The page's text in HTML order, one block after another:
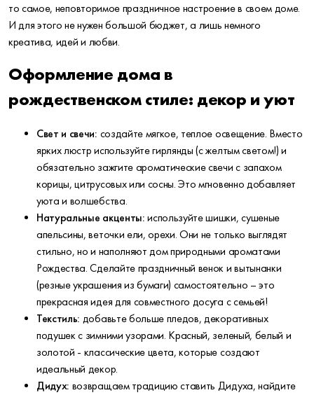
то самое, неповторимое праздничное настроение в своем доме.
И для этого не нужен большой бюджет, а лишь немного
креатива, идей и любви.
Оформление дома в
рождественском стиле: декор и уют
Свет и свечи: создайте мягкое, теплое освещение. Вместо
ярких люстр используйте гирлянды (с желтым светом!) и
обязательно зажгите ароматические свечи с запахом
корицы, цитрусовых или сосны. Это мгновенно добавляет
уюта и волшебства.
Натуральные акценты: используйте шишки, сушеные
апельсины, веточки ели, орехи. Они не только выглядят
стильно, но и наполняют дом природными ароматами
Рождества. Сделайте праздничный венок и вытынанки
(резные украшения из бумаги) самостоятельно – это
прекрасная идея для совместного досуга с семьей!
Текстиль: добавьте больше пледов, декоративных
подушек с зимними узорами. Красный, зеленый, белый и
золотой - классические цвета, которые создают
идеальный декор.
Дидух: возвращаем традицию ставить Дидуха, найдите